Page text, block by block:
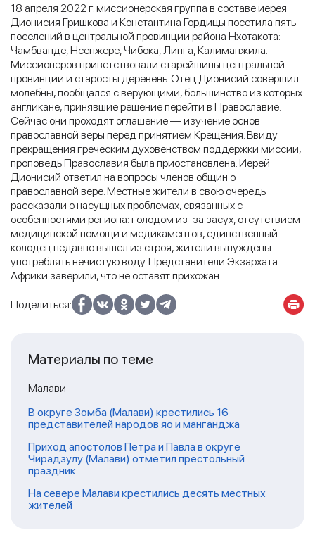
18 апреля 2022 г. миссионерская группа в составе иерея
Дионисия Гришкова и Константина Гордицы посетила пять
поселений в центральной провинции района Нхотакота:
Чамбванде, Нсенжере, Чибока, Линга, Калиманжила.
Миссионеров приветствовали старейшины центральной
провинции и старосты деревень. Отец Дионисий совершил
молебны, пообщался с верующими, большинство из которых
англикане, принявшие решение перейти в Православие.
Сейчас они проходят оглашение — изучение основ
православной веры перед принятием Крещения. Ввиду
прекращения греческим духовенством поддержки миссии,
проповедь Православия была приостановлена. Иерей
Дионисий ответил на вопросы членов общин о
православной вере. Местные жители в свою очередь
рассказали о насущных проблемах, связанных с
особенностями региона: голодом из-за засух, отсутствием
медицинской помощи и медикаментов, единственный
колодец недавно вышел из строя, жители вынуждены
употреблять нечистую воду. Представители Экзархата
Африки заверили, что не оставят прихожан.
Поделиться:
Материалы по теме
Малави
В округе Зомба (Малави) крестились 16
представителей народов яо и манганджа
Приход апостолов Петра и Павла в округе
Чирадзулу (Малави) отметил престольный
праздник
На севере Малави крестились десять местных
жителей